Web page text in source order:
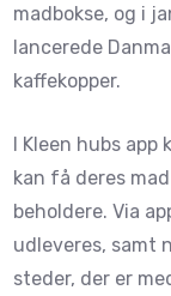
madbokse, og i
lancerede
kaffekopper.
I Kleen hubs app
kan få deres
beholdere. Via
udleveres, samt
steder, der er